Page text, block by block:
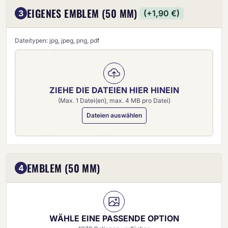
3 EIGENES EMBLEM (50 MM) (+1,90 €)
Dateitypen: jpg, jpeg, png, pdf
ZIEHE DIE DATEIEN HIER HINEIN
(Max. 1 Datei(en), max. 4 MB pro Datei)
Dateien auswählen
4 EMBLEM (50 MM)
WÄHLE EINE PASSENDE OPTION